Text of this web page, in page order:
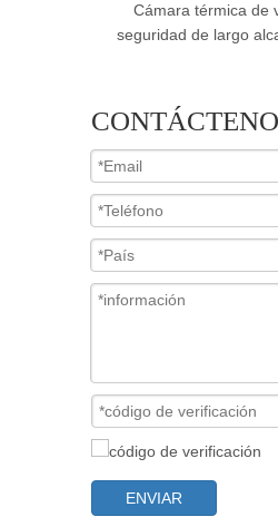
Cámara de imágenes
impermeables para
ENVIAR